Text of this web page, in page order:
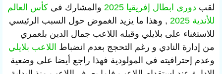
لقب دوري ابطال إفريقيا 2025 والمشارك في كأس العالم
للأندية 2025
, وهذا ما يزيد الغموض حول السبب الرئيسي
للاستغناء على بلايلي وقبله اللاعب جمال الدين بلعمري
من إدارة النادي و رغم التحجج بعدم انضباط اللاعب بلايلي
وعدم إحترافيته في المولودية فهذا راجع أيضا على وضعية